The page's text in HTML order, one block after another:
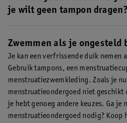
je wilt geen tampon dragen?
ongesteldheid, kan je zwemmen met
Lees er hier meer over .
Zwemmen als je ongesteld
Je kan een verfrissende duik nemen
Gebruik tampons, een
menstruatiezwemkleding. Zoals je
menstruatieondergoed niet geschikt
je hebt genoeg andere keuzes. Ga je
menstruatieondergoed nodig? Koop